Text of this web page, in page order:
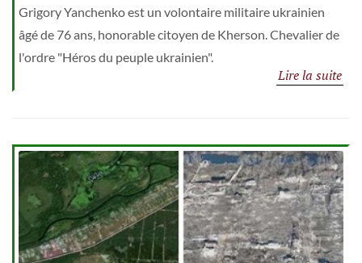
Grigory Yanchenko est un volontaire militaire ukrainien
âgé de 76 ans, honorable citoyen de Kherson. Chevalier de
l'ordre "Héros du peuple ukrainien".
Lire la suite